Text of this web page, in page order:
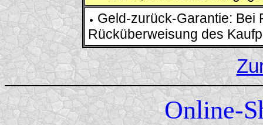
Geld-zurück-Garantie: Bei
Rücküberweisung des
Online-